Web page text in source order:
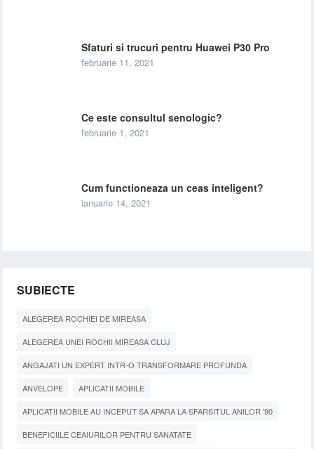
Sfaturi si trucuri pentru Huawei P30 Pro
februarie 11, 2021
Ce este consultul senologic?
februarie 1, 2021
Cum functioneaza un ceas inteligent?
ianuarie 14, 2021
SUBIECTE
ALEGEREA ROCHIEI DE MIREASA
ALEGEREA UNEI ROCHII MIREASA CLUJ
ANGAJATI UN EXPERT INTR-O TRANSFORMARE PROFUNDA
ANVELOPE APLICATII MOBILE
APLICATII MOBILE AU INCEPUT SA APARA LA SFARSITUL ANILOR '90
BENEFICIILE CEAIURILOR PENTRU SANATATE